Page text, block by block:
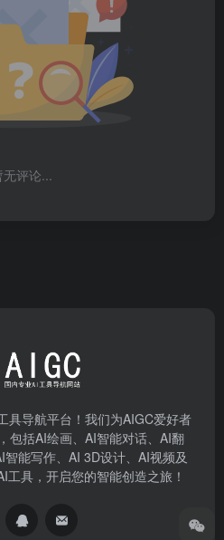
无评论...
具导航平台！我们为AIGC爱好者
包括AI绘画、AI智能对话、AI翻
能写作、AI 3D设计、AI视频及
具，开启您的智能创造之旅！